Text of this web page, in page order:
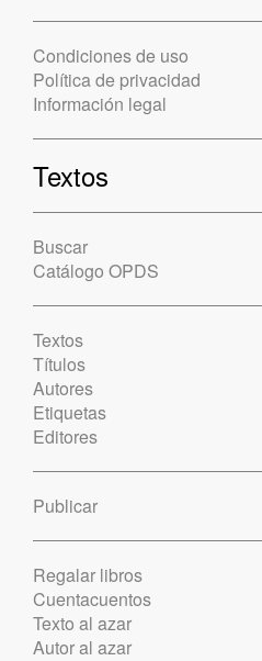
Condiciones de uso
Política de privacidad
Información legal
Textos
Buscar
Catálogo OPDS
Textos
Títulos
Autores
Etiquetas
Editores
Publicar
Regalar libros
Cuentacuentos
Texto al azar
Autor al azar